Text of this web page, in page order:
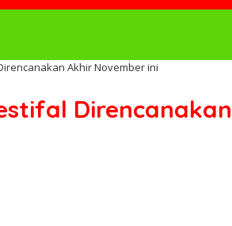
Akhir November ini